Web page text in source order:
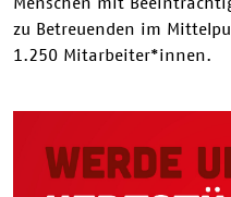
zu Betreuenden im
1.250 Mitarbeiter*innen.